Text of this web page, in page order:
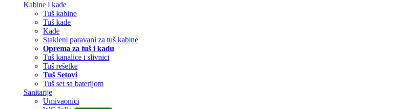
Kabine i kade
Tuš kabine
Tuš kade
Kade
Stakleni paravani za tuš kabine
Oprema za tuš i kadu
Tuš kanalice i slivnici
Tuš rešetke
Tuš Setovi
Tuš set sa baterijom
Sanitarije
Umivaonici